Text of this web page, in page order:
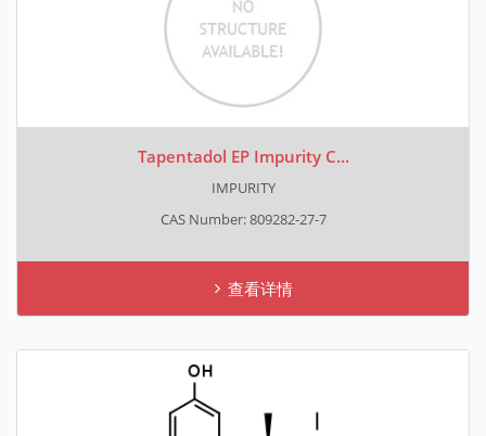
Tapentadol EP Impurity C...
IMPURITY
CAS Number: 809282-27-7
查看详情